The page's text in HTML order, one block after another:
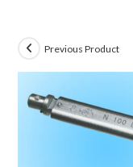
Previous Product